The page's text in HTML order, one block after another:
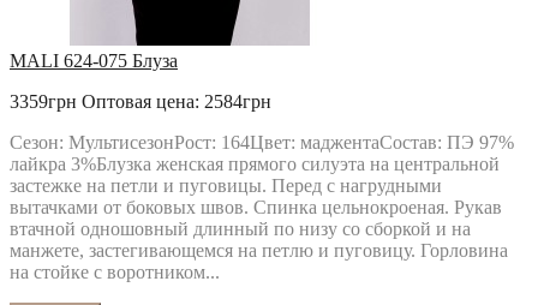
MALI 624-075 Блуза
3359грн Оптовая цена: 2584грн
Сезон: МультисезонРост: 164Цвет: маджентаСостав: ПЭ 97%
лайкра 3%Блузка женская прямого силуэта на центральной
застежке на петли и пуговицы. Перед с нагрудными
вытачками от боковых швов. Спинка цельнокроеная. Рукав
втачной одношовный длинный по низу со сборкой и на
манжете, застегивающемся на петлю и пуговицу. Горловина
на стойке с воротником...